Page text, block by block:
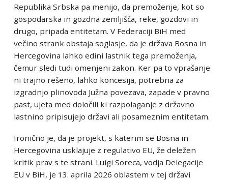
Republika Srbska pa menijo, da premoženje, kot so
gospodarska in gozdna zemljišča, reke, gozdovi in
drugo, pripada entitetam. V Federaciji BiH med
večino strank obstaja soglasje, da je država Bosna in
Hercegovina lahko edini lastnik tega premoženja,
čemur sledi tudi omenjeni zakon. Ker pa to vprašanje
ni trajno rešeno, lahko koncesija, potrebna za
izgradnjo plinovoda Južna povezava, zapade v pravno
past, ujeta med določili ki razpolaganje z državno
lastnino pripisujejo državi ali posameznim entitetam.
Ironično je, da je projekt, s katerim se Bosna in
Hercegovina usklajuje z regulativo EU, že deležen
kritik prav s te strani. Luigi Soreca, vodja Delegacije
EU v BiH, je 13. aprila 2026 oblastem v tej državi